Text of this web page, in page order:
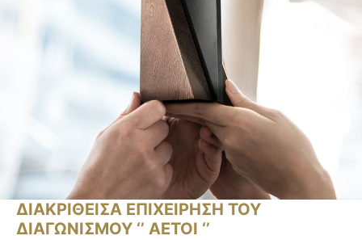
ΔΙΑΚΡΙΘΕΙΣΑ ΕΠΙΧΕΙΡΗΣΗ ΤΟΥ
ΔΙΑΓΩΝΙΣΜΟΥ ‘’ ΑΕΤΟΙ ‘’